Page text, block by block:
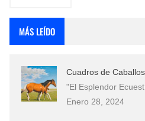
MÁS LEÍDO
Cuadros de
"El Esplendor
Enero 28, 2024